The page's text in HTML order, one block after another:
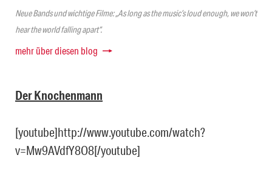
Neue Bands und wichtige Filme: „As long as the music’s loud enough, we won’t
hear the world falling apart“.
mehr über diesen blog
Der Knochenmann
[youtube]http://www.youtube.com/watch?
v=Mw9AVdfY8O8[/youtube]